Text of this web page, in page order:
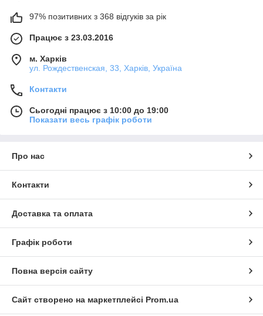
97% позитивних з 368 відгуків за рік
Працює з 23.03.2016
м. Харків
ул. Рождественская, 33, Харків, Україна
Контакти
Сьогодні працює з 10:00 до 19:00
Показати весь графік роботи
Про нас
Контакти
Доставка та оплата
Графік роботи
Повна версія сайту
Сайт створено на маркетплейсі Prom.ua